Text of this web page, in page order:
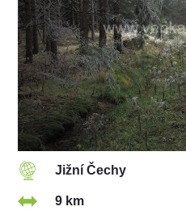
Jižní Čechy
9 km